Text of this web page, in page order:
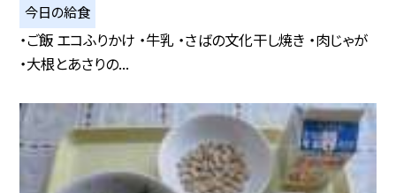
今日の給食
・ご飯 エコふりかけ ・牛乳 ・さばの文化干し焼き ・肉じゃが
・大根とあさりの...